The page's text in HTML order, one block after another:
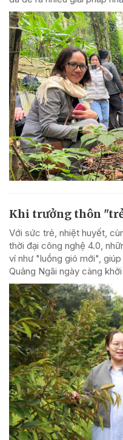
Khi trưởng thôn
Với sức trẻ, nhiệt huyết,
thời đại công nghệ 4.0,
ví như "luồng gió mới",
Quảng Ngãi ngày càng